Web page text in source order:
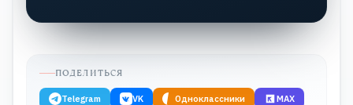
ПОДЕЛИТЬСЯ
Telegram VK Одноклассники MAX